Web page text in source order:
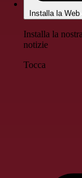
Installa la Web
Installa la
notizie
Tocca